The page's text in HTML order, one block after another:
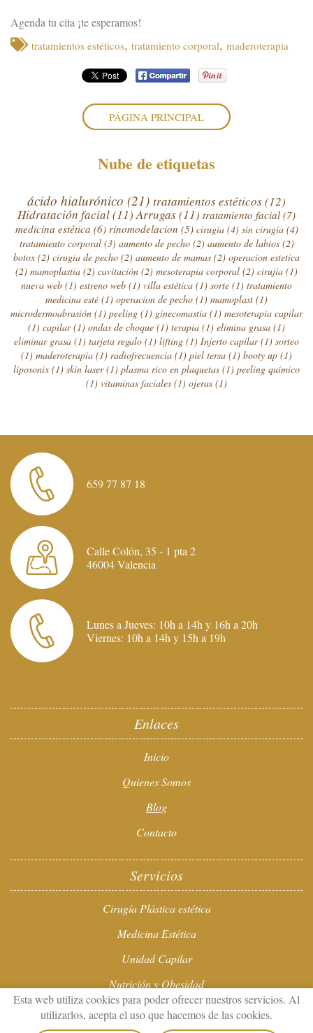
Esta web utiliza cookies para poder ofrecer nuestros servicios. Al
utilizarlos, acepta el uso que hacemos de las cookies.
Agenda tu cita ¡te esperamos!
tratamientos estéticos, tratamiento corporal, maderoterapia
PÁGINA PRINCIPAL
Nube de etiquetas
ácido hialurónico (21) tratamientos estéticos(12)
Hidratación facial(11) Arrugas(11) tratamiento facial (7)
medicina estética (6) rinomodelacion (5) cirugía (4) sin cirugía (4)
tratamiento corporal (3) aumento de pecho (2) aumento de labios (2)
botox (2) cirugia de pecho (2) aumento de mamas (2) operacion estetica
(2) mamoplastia (2) cavitación (2) mesoterapia corporal (2) cirujía (1)
nueva web (1) estreno web (1) villa estética (1) sorte (1) tratamiento
medicina esté (1) operacion de pecho (1) mamoplast (1)
microdermoabrasión (1) peeling (1) ginecomastia (1) mesoterapia capilar
(1) capilar(1) ondas de choque (1) terapia (1) elimina grasa (1)
eliminar grasa (1) tarjeta regalo (1) lifting (1) Injerto capilar(1) sorteo
(1) maderoterapia (1) radiofrecuencia (1) piel tersa (1) booty up (1)
liposonix (1) skin laser(1) plasma rico en plaquetas (1) peeling químico
(1) vitaminas faciales (1) ojeras (1)
659 77 87 18
Calle Colón, 35 - 1 pta 2
46004 Valencia
Lunes a Jueves: 10h a 14h y 16h a 20h
Viernes: 10h a 14h y 15h a 19h
Enlaces
Inicio
Quienes Somos
Blog
Contacto
Servicios
Cirugía Plástica estética
Medicina Estética
Unidad Capilar
Nutrición y Obesidad
Estética Integral